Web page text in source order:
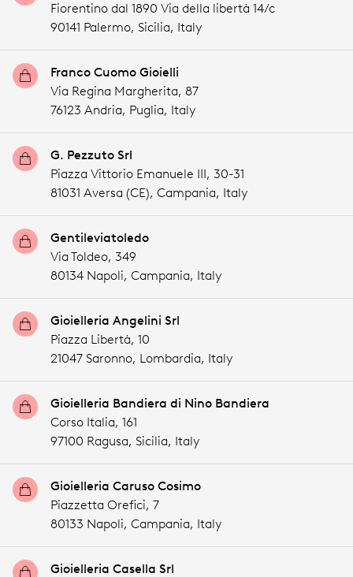
Fiorentino dal 1890 Via della libertà 14/c
90141 Palermo, Sicilia, Italy
Franco Cuomo Gioielli
Via Regina Margherita, 87
76123 Andria, Puglia, Italy
G. Pezzuto Srl
Piazza Vittorio Emanuele III, 30-31
81031 Aversa (CE), Campania, Italy
Gentileviatoledo
Via Toldeo, 349
80134 Napoli, Campania, Italy
Gioielleria Angelini Srl
Piazza Libertà, 10
21047 Saronno, Lombardia, Italy
Gioielleria Bandiera di Nino Bandiera
Corso Italia, 161
97100 Ragusa, Sicilia, Italy
Gioielleria Caruso Cosimo
Piazzetta Orefici, 7
80133 Napoli, Campania, Italy
Gioielleria Casella Srl